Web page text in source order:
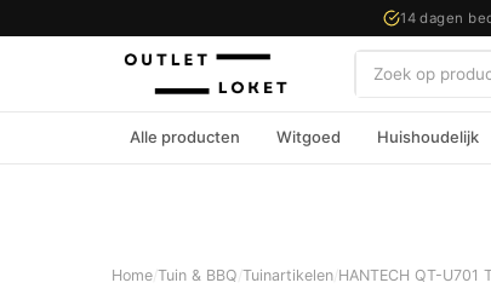
14 dagen
Zoeken
Alle producten Witgoed Huishoudelijk
Home Tuin & BBQ Tuinartikelen HANTECH QT-